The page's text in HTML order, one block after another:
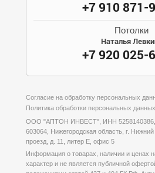
+7 910 871-
Потолки
Наталья
+7 920 025-
Согласие на обработку персональных
Политика обработки персональных данных
ООО "АПТОН ИНВЕСТ", ИНН 5258140386,
603064, Нижегородская область, г.
проезд, д. 11, литер Е, офис 5
Информация о товарах, наличии и ценах
характер и не является публичной